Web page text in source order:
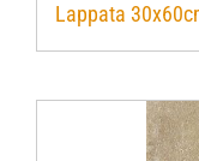
Lappata